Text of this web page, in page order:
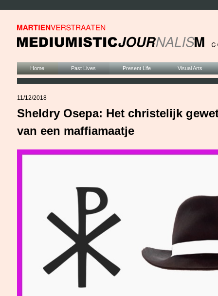
Home Past Lives Present Life Visual Arts
11/12/2018
Sheldry Osepa: Het christelijk
van een maffiamaatje